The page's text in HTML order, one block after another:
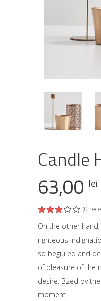
Candle
63,00 lei
3.00
5
pe
baza
unei
singure
evaluări
(0
On the other
righteous
so beguiled and
of pleasure of the
desire. Bzed by
moment.